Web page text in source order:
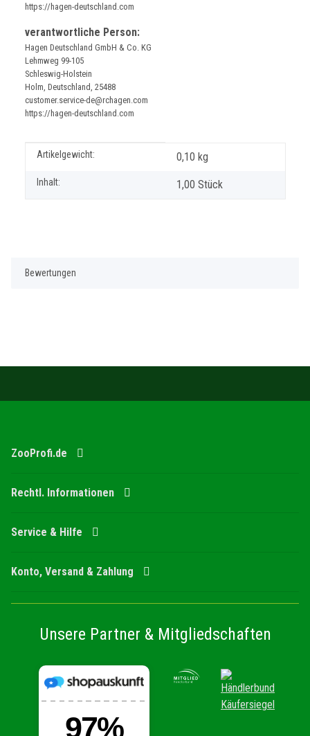
https://hagen-deutschland.com
verantwortliche Person:
Hagen Deutschland GmbH & Co. KG
Lehmweg 99-105
Schleswig-Holstein
Holm, Deutschland, 25488
customer.service-de@rchagen.com
https://hagen-deutschland.com
Produkteigenschaft
Wert
Artikelgewicht: 0,10 kg
Inhalt: 1,00 Stück
Bewertungen
ZooProfi.de
Rechtl. Informationen
Service & Hilfe
Konto, Versand & Zahlung
Unsere Partner & Mitgliedschaften